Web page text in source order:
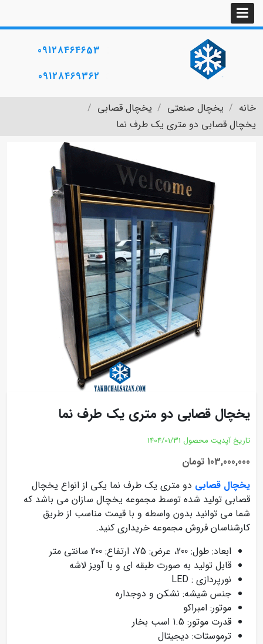
09128464653
09128469362
خانه یخچال صنعتی
یخچال قصابی
یخچال قصابی دو متری یک طرف نما
یخچال قصابی دو متری یک طرف نما
تاریخ آپدیت محصول 1404/01/31
103,000,000 تومان
یخچال قصابی دو متری یک طرف نما یکی از انواع یخچال
قصابی تولید شده توسط مجموعه یخچال سازان می باشد که
شما می توانید بدون واسطه و با قیمت مناسب از طریق
کارشناسان فروش مجموعه خریداری کنید.
ابعاد: طول: 200، عرض: 75، ارتفاع: 200 سانتی متر
قابل تولید به صورت طبقه ای و با آویز لاشه
نورپردازی : LED
جنس شیشه: نشکن و دوجداره
موتور: امبراکو
قدرت موتور: 1.5 اسب بخار
ترموستات: دیجیتال